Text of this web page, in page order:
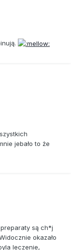
np. wyboru
rozciągnięte na
media
produktów z
organizacji
w 1963 roku
promowała
Problem w
wkrótce
Komisji.
Handlu (WTO),
większych
jebało to że
są ch*j
okazało
leczenie,